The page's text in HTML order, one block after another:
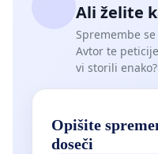
Ali želite
Spremembe
Avtor te
vi storili enako?
Opišite
doseči